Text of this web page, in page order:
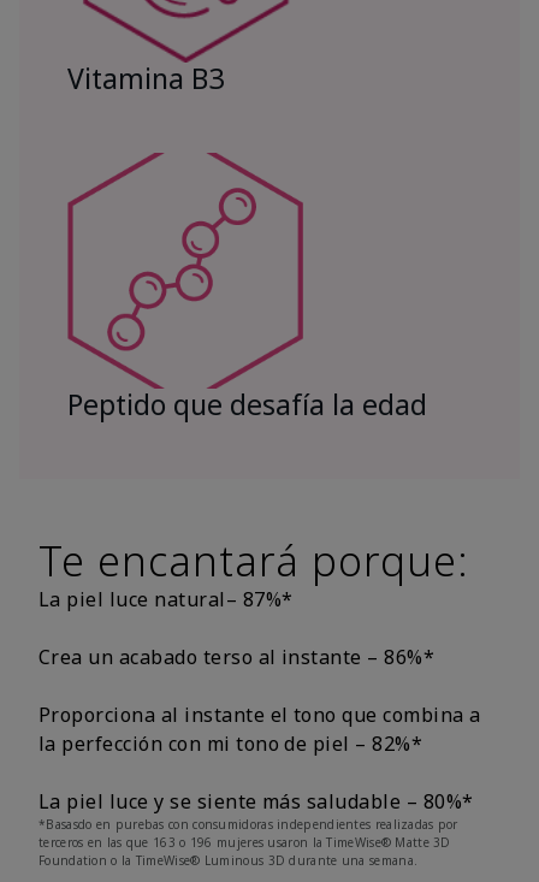
Vitamina B3
Peptido que desafía la edad
Te encantará porque:
La piel luce natural– 87%*
Crea un acabado terso al instante – 86%*
Proporciona al instante el tono que combina a
la perfección con mi tono de piel – 82%*
La piel luce y se siente más saludable – 80%*
*Basasdo en purebas con consumidoras independientes realizadas por
terceros en las que 163 o 196 mujeres usaron la TimeWise® Matte 3D
Foundation o la TimeWise® Luminous 3D durante una semana.